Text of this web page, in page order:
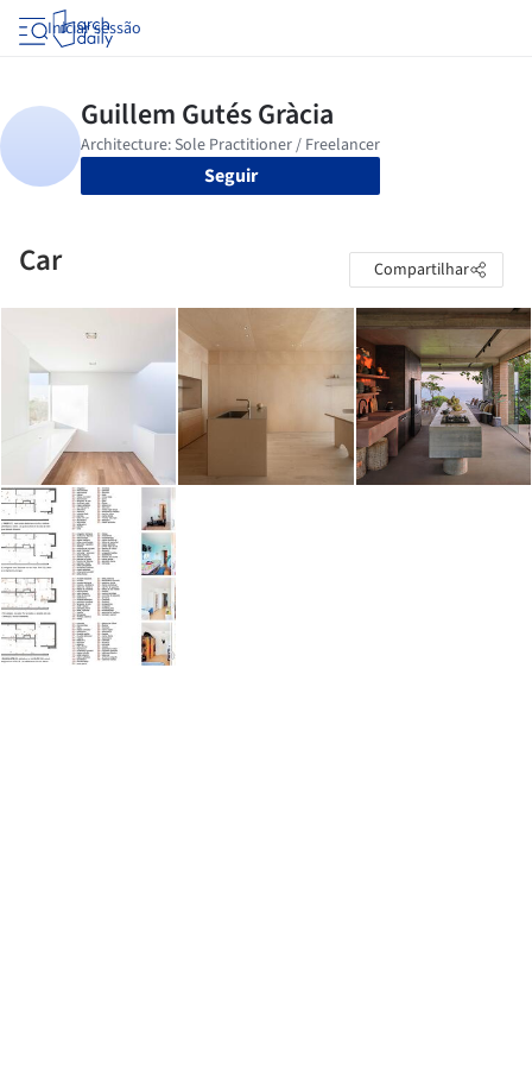
Iniciar sessão
Seguir
Car Compartilhar